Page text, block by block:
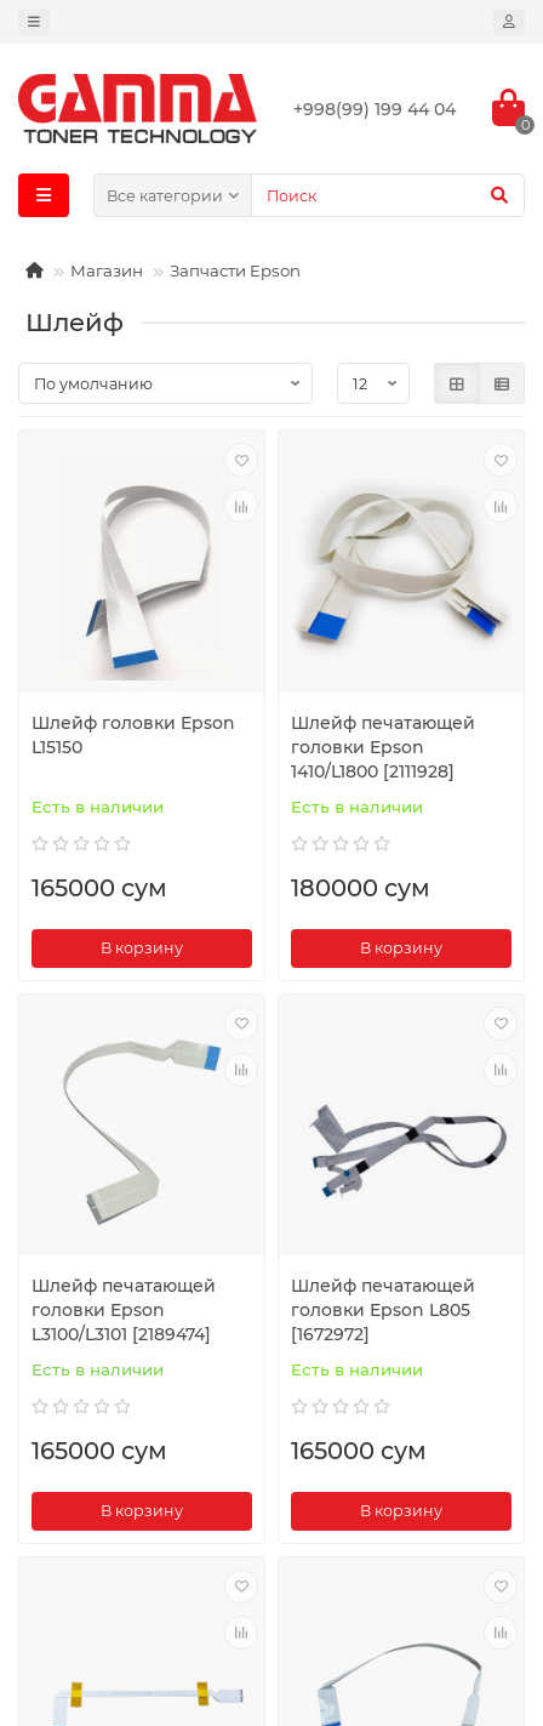
+998(99) 199 44 04
0
Все категории
Магазин Запчасти Epson
Шлейф
Шлейф головки Epson
L15150
Есть в наличии
165000 сум
В корзину
Шлейф печатающей
головки Epson
1410/L1800 [2111928]
Есть в наличии
180000 сум
В корзину
Шлейф печатающей
головки Epson
L3100/L3101 [2189474]
Есть в наличии
165000 сум
В корзину
Шлейф печатающей
головки Epson L805
[1672972]
Есть в наличии
165000 сум
В корзину